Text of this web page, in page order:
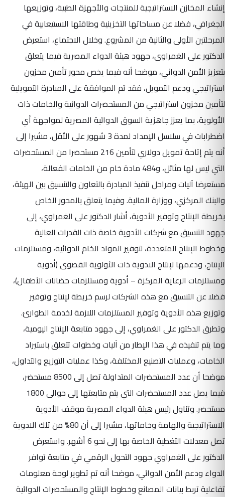
إنشاء المخازن الاستراتيجية للمنتجات والأجهزة الطبية، وتوزيعها
الجغرافي، فضلا عن مساحاتها التخزينية وطاقتها الاستيعابية في
المرحلتين الأولى والثانية من المشروع. وخلال الاجتماع، استعرض
الدكتور على الغمراوى، جهود هيئة الدواء المصرية فيما يتعلق
بتعزيز الأمن الدوائي، موضحا أنه فيما يخص محور تأمين مخزون
استراتيجي ودعم التمويل، فقد تم الموافقة على المبادرة التمويلية
لتأمين مخزون استراتيجي من المستحضرات الدوائية والخامات ذات
الأولوية، بما يعزز جاهزية السوق الدوائية المصرية لمواجهة أي
اضطرابات في سلاسل الإمداد لمدة 3 شهور على الأقل، مشيرا إلى
أنه يتم إتاحة تمويل دولاري لتأمين 216 مستحضرا من المستحضرات
التي ليس لها مثائل، و484 مادة خام من الخامات الفعالة،
مستعرضا آليات ومراحل تنفيذ المبادرة بالتعاون والتنسيق بين الهيئة،
والبنك المركزي، ووزارة المالية. وفيما يتعلق بالمحور الخاص
بخريطة الإنتاج وتوفير الأدوية، أشار الدكتور على الغمراوي، إلى
جهود التنسيق مع شركات الأدوية خاصة ذات القدرات العالية
وخطوط الإنتاج المتعددة، لتوفير المواد الخام الدوائية، ومستلزمات
الإنتاج، ودعمها لإنتاج الادوية ذات الأولوية القصوى (أدوية
ومستلزمات الرعاية المركزة – أدوية ومستلزمات حضانات الأطفال)،
فضلا عن التنسيق مع هذه الشركات لرسم خريطة لإنتاج وتوفير
وتوزيع هذه الأدوية وتوفير المستلزمات اللازمة لخدمة الطوارئ.
وتطرق الدكتور على الغمراوي، إلى جهود متابعة الإنتاج اليومية،
وما يتم تنفيذه في هذا الإطار من آليات وخطوات تتعلق باستيراد
الخامات، وعمليات التصنيع المختلفة، وكذا عمليات التوزيع والتداول،
موضحا أن عدد المستحضرات المتداولة تصل إلى 8500 مستحضر،
فيما يصل عدد المستحضرات التي يتم متابعتها إلى حوالى 1800
مستحضر. وتناول رئيس هيئة الدواء المصرية موقف الأدوية
الاستراتيجية والهامة وخاماتها، مشيرا إلى أن 80% من تلك الادوية
تصل معدلات التغطية الخاصة بها إلى نحو 6 أشهر. واستعرض
الدكتور على الغمراوي جهود التحول الرقمي في متابعة توافر
الدواء ودعم الأمن الدوائي، موضحا أنه تم تطوير لوحة معلومات
تفاعلية تربط بيانات المصانع وخطوط الإنتاج والمستحضرات الدوائية